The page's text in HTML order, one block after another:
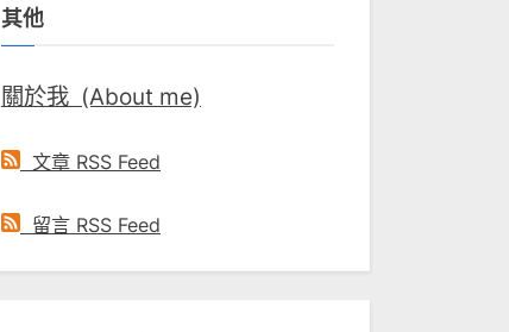
字:
其他
關於我 (About me)
文章 RSS Feed
留言 RSS Feed